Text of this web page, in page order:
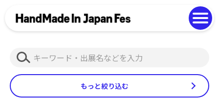
Photo Gallery
もっと絞り込む
検
索